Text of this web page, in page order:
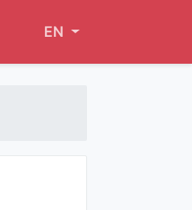
EN